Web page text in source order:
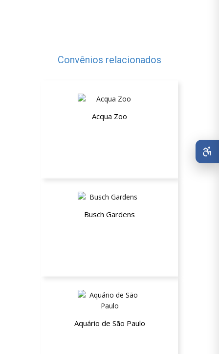
Convênios relacionados
Acqua Zoo
Busch Gardens
Aquário de São Paulo